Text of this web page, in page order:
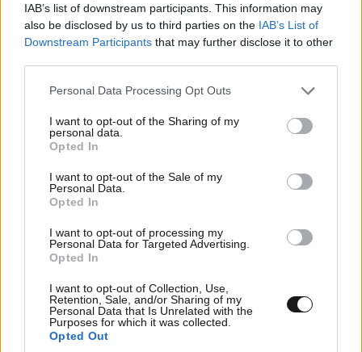
IAB’s list of downstream participants. This information may
also be disclosed by us to third parties on the IAB’s List of
Downstream Participants that may further disclose it to other
Please note that this website/app uses one or more Google
not limited to your visit or usage behaviour. You may click to
grant or deny consent to Google and its third-party tags to
use your data for below specified purposes in below Google
consent section.
Personal Data Processing Opt Outs
I want to opt-out of the Sharing of my
personal data.
Opted In
I want to opt-out of the Sale of my
Personal Data.
Opted In
I want to opt-out of processing my
Personal Data for Targeted Advertising.
Opted In
I want to opt-out of Collection, Use,
Retention, Sale, and/or Sharing of my
Personal Data that Is Unrelated with the
Purposes for which it was collected.
Opted Out
Απαντήστε
ΑΧΑ 15·06·2026 00:18
Τους έχουμε κάνει πλούσιους τους Γερμανούς.
Ευγε Κυριακο! 14·06·2026 23:43
τριτη τετραετια,εμπρος!
Απαντήστε
ΚΟΣΜΟΣ09·08·2026 07:44
Η αυτοκρατορία του «Έντικ» και ο «μεγάλος»
που φέρεται να βρίσκεται πίσω του – Τι ορίζει ο
όρος Greek Mafia